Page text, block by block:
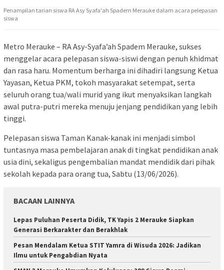
Penampilan tarian siswa RA Asy Syafa'ah Spadem Merauke dalam acara pelepasan
siswa
Metro Merauke – RA Asy-Syafa’ah Spadem Merauke, sukses
menggelar acara pelepasan siswa-siswi dengan penuh khidmat
dan rasa haru. Momentum berharga ini dihadiri langsung Ketua
Yayasan, Ketua PKM, tokoh masyarakat setempat, serta
seluruh orang tua/wali murid yang ikut menyaksikan langkah
awal putra-putri mereka menuju jenjang pendidikan yang lebih
tinggi.
​Pelepasan siswa Taman Kanak-kanak ini menjadi simbol
tuntasnya masa pembelajaran anak di tingkat pendidikan anak
usia dini, sekaligus pengembalian mandat mendidik dari pihak
sekolah kepada para orang tua, Sabtu (13/06/2026).
BACAAN LAINNYA
Lepas Puluhan Peserta Didik, TK Yapis 2 Merauke Siapkan
Generasi Berkarakter dan Berakhlak
Pesan Mendalam Ketua STIT Yamra di Wisuda 2026: Jadikan
Ilmu untuk Pengabdian Nyata